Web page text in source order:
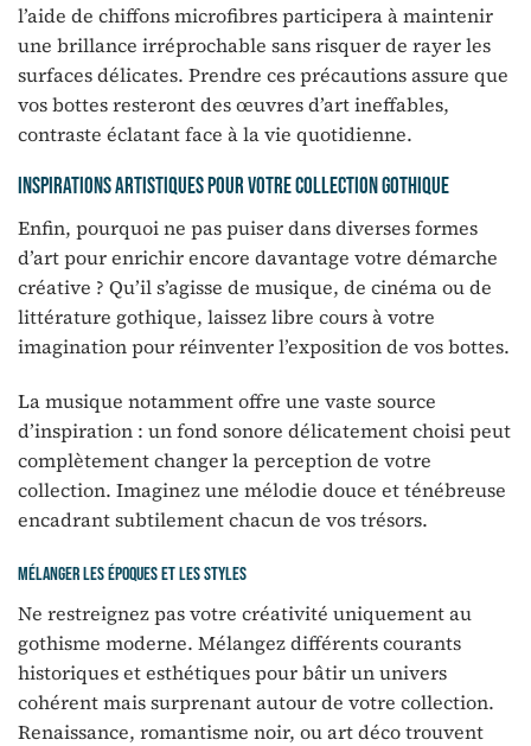
l’aide de chiffons microfibres participera à maintenir
une brillance irréprochable sans risquer de rayer les
surfaces délicates. Prendre ces précautions assure que
vos bottes resteront des œuvres d’art ineffables,
contraste éclatant face à la vie quotidienne.
Inspirations artistiques pour votre collection gothique
Enfin, pourquoi ne pas puiser dans diverses formes
d’art pour enrichir encore davantage votre démarche
créative ? Qu’il s’agisse de musique, de cinéma ou de
littérature gothique, laissez libre cours à votre
imagination pour réinventer l’exposition de vos bottes.
La musique notamment offre une vaste source
d’inspiration : un fond sonore délicatement choisi peut
complètement changer la perception de votre
collection. Imaginez une mélodie douce et ténébreuse
encadrant subtilement chacun de vos trésors.
Mélanger les époques et les styles
Ne restreignez pas votre créativité uniquement au
gothisme moderne. Mélangez différents courants
historiques et esthétiques pour bâtir un univers
cohérent mais surprenant autour de votre collection.
Renaissance, romantisme noir, ou art déco trouvent